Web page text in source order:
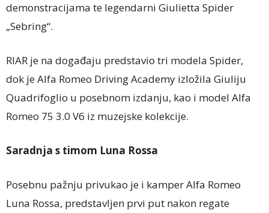
demonstracijama te legendarni Giulietta Spider
„Sebring“.
RIAR je na događaju predstavio tri modela Spider,
dok je Alfa Romeo Driving Academy izložila Giuliju
Quadrifoglio u posebnom izdanju, kao i model Alfa
Romeo 75 3.0 V6 iz muzejske kolekcije.
Saradnja s timom Luna Rossa
Posebnu pažnju privukao je i kamper Alfa Romeo
Luna Rossa, predstavljen prvi put nakon regate